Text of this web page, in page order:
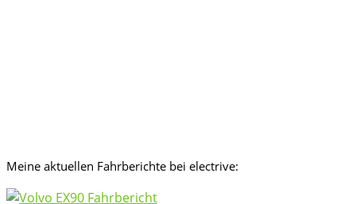
Meine aktuellen Fahrberichte bei electrive: